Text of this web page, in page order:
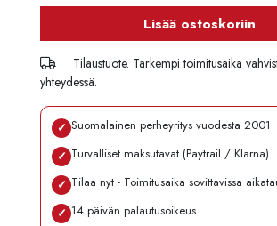
Lisää ostoskoriin
Tilaustuote. Tarkempi toimitusaika
yhteydessä.
✓ Suomalainen perheyritys vuodesta 2001
✓ Turvalliset maksutavat (Paytrail / Klarna)
✓ Tilaa nyt - Toimitusaika sovittavissa
✓ 14 päivän palautusoikeus